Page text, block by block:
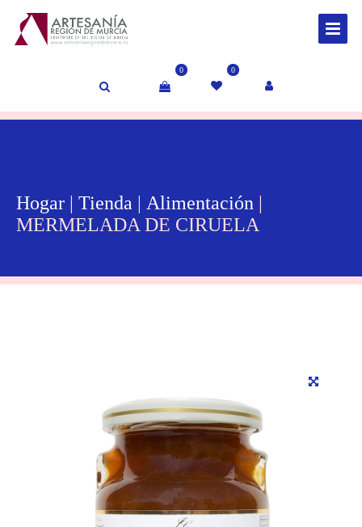
0 0
Hogar Tienda Alimentación
MERMELADA DE CIRUELA